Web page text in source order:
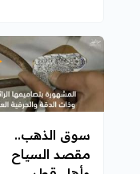
سوق الذهب..
مقصد السياح